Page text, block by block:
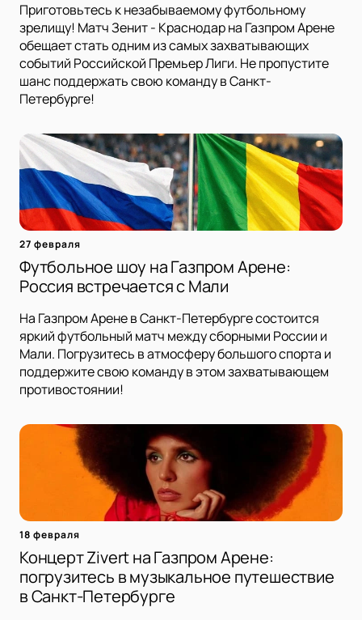
Приготовьтесь к незабываемому футбольному
зрелищу! Матч Зенит - Краснодар на Газпром Арене
обещает стать одним из самых захватывающих
событий Российской Премьер Лиги. Не пропустите
шанс поддержать свою команду в Санкт-
Петербурге!
27 февраля
Футбольное шоу на Газпром Арене:
Россия встречается с Мали
На Газпром Арене в Санкт-Петербурге состоится
яркий футбольный матч между сборными России и
Мали. Погрузитесь в атмосферу большого спорта и
поддержите свою команду в этом захватывающем
противостоянии!
18 февраля
Концерт Zivert на Газпром Арене:
погрузитесь в музыкальное путешествие
в Санкт-Петербурге